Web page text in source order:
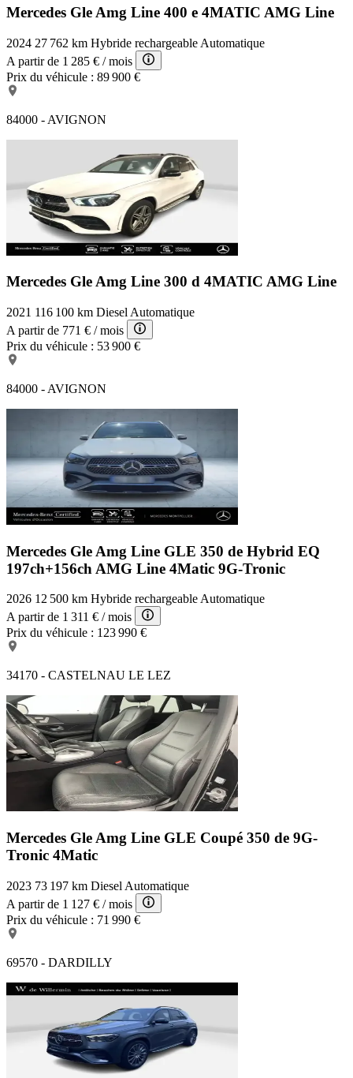
Mercedes Gle Amg Line 400 e 4MATIC AMG Line
2024 27 762 km Hybride rechargeable Automatique
A partir de 1 285 € / mois
Prix du véhicule : 89 900 €
84000 - AVIGNON
Mercedes Gle Amg Line 300 d 4MATIC AMG Line
2021 116 100 km Diesel Automatique
A partir de 771 € / mois
Prix du véhicule : 53 900 €
84000 - AVIGNON
Mercedes Gle Amg Line GLE 350 de Hybrid EQ
197ch+156ch AMG Line 4Matic 9G-Tronic
2026 12 500 km Hybride rechargeable Automatique
A partir de 1 311 € / mois
Prix du véhicule : 123 990 €
34170 - CASTELNAU LE LEZ
Mercedes Gle Amg Line GLE Coupé 350 de 9G-
Tronic 4Matic
2023 73 197 km Diesel Automatique
A partir de 1 127 € / mois
Prix du véhicule : 71 990 €
69570 - DARDILLY